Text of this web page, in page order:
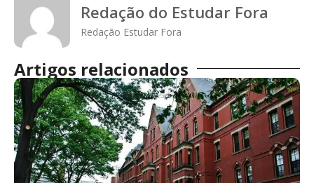
Redação do Estudar Fora
Redação Estudar Fora
Artigos relacionados